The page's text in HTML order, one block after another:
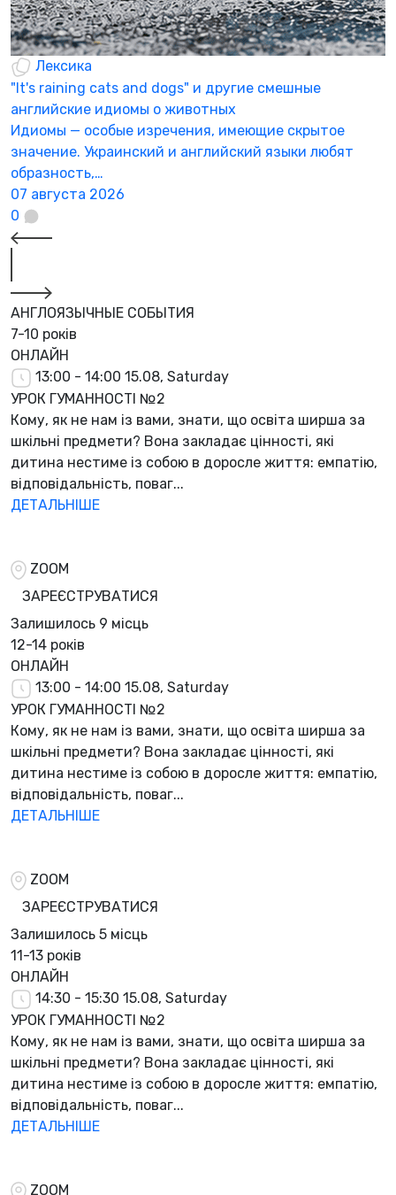
Лексика
"It's raining cats and dogs" и другие смешные
английские идиомы о животных
Идиомы — особые изречения, имеющие скрытое
значение. Украинский и английский языки любят
образность,…
07 августа 2026
0
АНГЛОЯЗЫЧНЫЕ СОБЫТИЯ
7-10 років
ОНЛАЙН
13:00 - 14:00 15.08, Saturday
УРОК ГУМАННОСТІ №2
Кому, як не нам із вами, знати, що освіта ширша за
шкільні предмети? Вона закладає цінності, які
дитина нестиме із собою в доросле життя: емпатію,
відповідальність, поваг...
ДЕТАЛЬНІШЕ
ZOOM
ЗАРЕЄСТРУВАТИСЯ
Залишилось 9 місць
12-14 років
ОНЛАЙН
13:00 - 14:00 15.08, Saturday
УРОК ГУМАННОСТІ №2
Кому, як не нам із вами, знати, що освіта ширша за
шкільні предмети? Вона закладає цінності, які
дитина нестиме із собою в доросле життя: емпатію,
відповідальність, поваг...
ДЕТАЛЬНІШЕ
ZOOM
ЗАРЕЄСТРУВАТИСЯ
Залишилось 5 місць
11-13 років
ОНЛАЙН
14:30 - 15:30 15.08, Saturday
УРОК ГУМАННОСТІ №2
Кому, як не нам із вами, знати, що освіта ширша за
шкільні предмети? Вона закладає цінності, які
дитина нестиме із собою в доросле життя: емпатію,
відповідальність, поваг...
ДЕТАЛЬНІШЕ
ZOOM